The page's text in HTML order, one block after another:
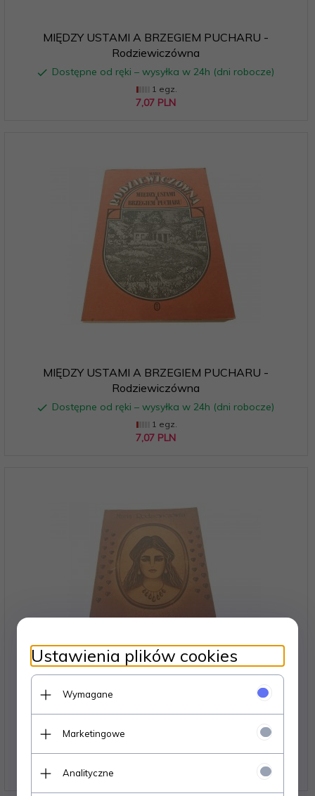
MIĘDZY USTAMI A BRZEGIEM PUCHARU -
Rodziewiczówna
Dostępne od ręki – wysyłka w 24h (dni robocze)
1 egz.
7,07 PLN
MIĘDZY USTAMI A BRZEGIEM PUCHARU -
Rodziewiczówna
Dostępne od ręki – wysyłka w 24h (dni robocze)
1 egz.
7,07 PLN
Dostępne od ręki – wysyłka w 24h (dni robocze)
Ustawienia plików cookies
Wymagane
Marketingowe
Analityczne